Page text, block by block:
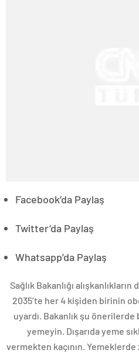
Facebook’da Paylaş
Twitter’da Paylaş
Whatsapp’da Paylaş
Sağlık Bakanlığı
2035’te her 4 kişiden birinin
uyardı. Bakanlık şu
yemeyin. Dışarıda yeme
vermekten kaçının.